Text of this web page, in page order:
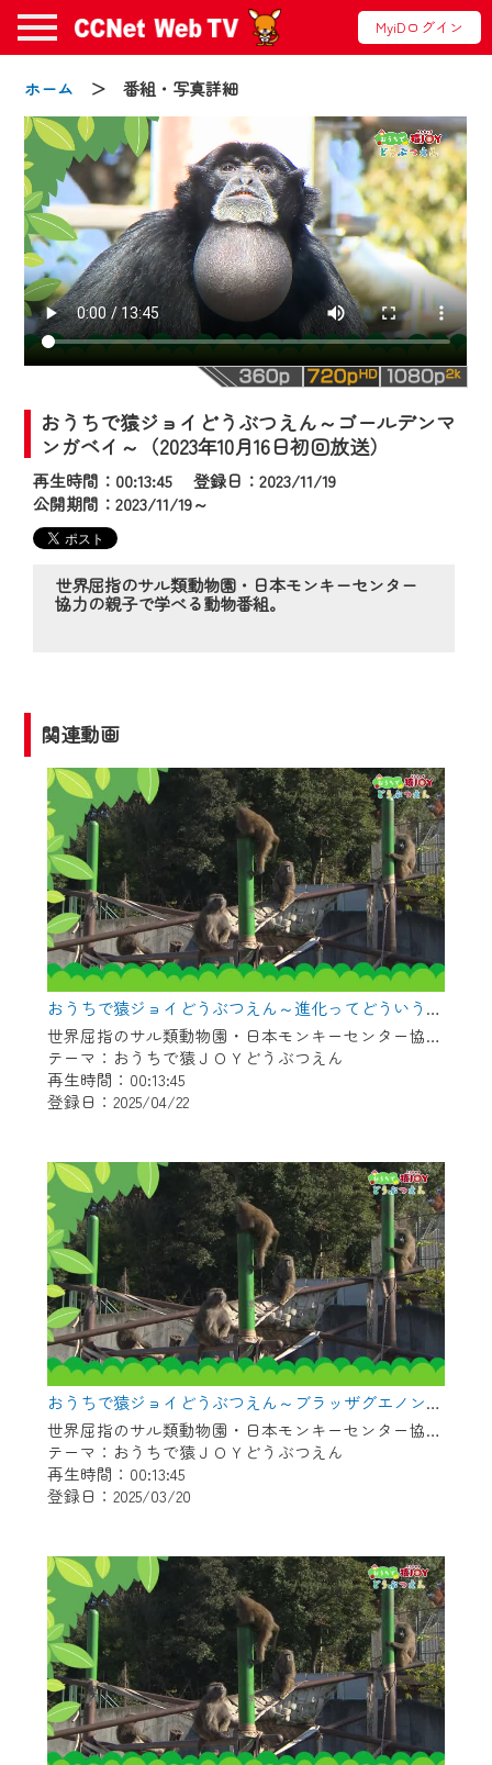
MyiDログイン
ホーム ＞ 番組・写真詳細
おうちで猿ジョイどうぶつえん～ゴールデンマ
ンガベイ～（2023年10月16日初回放送）
再生時間：00:13:45 登録日：2023/11/19
公開期間：2023/11/19～
世界屈指のサル類動物園・日本モンキーセンター
協力の親子で学べる動物番組。
関連動画
おうちで猿ジョイどうぶつえん～進化ってどういうこと？～（2025年3月16日初回放送）
世界屈指のサル類動物園・日本モンキーセンター協力の親子で学べる動物番組。
テーマ：おうちで猿ＪＯＹどうぶつえん
再生時間：00:13:45
登録日：2025/04/22
おうちで猿ジョイどうぶつえん～ブラッザグエノン～（2025年2月16日初回放送）
世界屈指のサル類動物園・日本モンキーセンター協力の親子で学べる動物番組。
テーマ：おうちで猿ＪＯＹどうぶつえん
再生時間：00:13:45
登録日：2025/03/20
お知らせ
2024/09/02
動画配信サービス『CCNet Web TV』は2024
年9月24日からリニューアルします！
【変更点】
◆デザイン変更により、お住まいの地域
の動画コンテンツが一目瞭然。
◆当社アプリやＰＣブラウザから、いつ
でも・どこでも・外出先でも！
CCNetサービスエリア20市町の地域情報
番組をご視聴いただけます！
ビス向上のため、
一部コンテンツを除き、
CCNetサービスへの加入と『CCNetマイ
ページ※』へのログインが必要となりま
す。
何卒、ご理解ご了承の程よろしくお願い
いたします。
※マイページへのログインには、MyIDが必
要となります。
※MyIDとは、CCNet Web TVを含むCCNetの
各種サービスをご利用頂くためのIDです。
IDはお客様が使っているメールアドレス
（GmailやYahooなどのフリーメールアドレ
スでも作成可能です）
※マイページへのログイン・MyIDの新規登
録は こちら から
※CCNetアプリをご利用中の方は引き続き
ご視聴いただけます。
＜メンテナンス情報＞
CCNetWebTVのリニューアルにともないメ
ンテナンス作業を予定しています。
日時 9/24 9:30～16:30
テナンス中」になり、ご利用いただけませ
ん。
ご不便をおかけいたしますが、ご了承の程
よろしくお願いいたします。